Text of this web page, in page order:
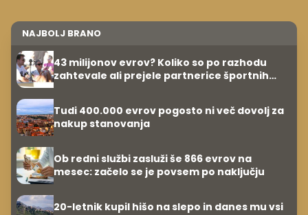
NAJBOLJ BRANO
43 milijonov evrov? Koliko so po razhodu
zahtevale ali prejele partnerice športnih
Tudi 400.000 evrov pogosto ni več dovolj za
nakup stanovanja
Ob redni službi zasluži še 866 evrov na
mesec: začelo se je povsem po naključju
20-letnik kupil hišo na slepo in danes mu vsi